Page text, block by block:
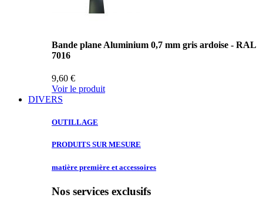
Bande plane Aluminium 0,7 mm gris ardoise - RAL
7016
9,60 €
Voir le produit
DIVERS
OUTILLAGE
PRODUITS SURMESURE
matière première et accessoires
Nos services exclusifs